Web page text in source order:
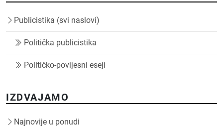
Publicistika (svi naslovi)
Politička publicistika
Političko-povijesni eseji
IZDVAJAMO
Najnovije u ponudi